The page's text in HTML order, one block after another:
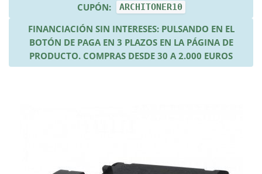
CUPÓN:
ARCHITONER10
FINANCIACIÓN SIN INTERESES: PULSANDO EN EL
BOTÓN DE PAGA EN 3 PLAZOS EN LA PÁGINA DE
PRODUCTO. COMPRAS DESDE 30 A 2.000 EUROS